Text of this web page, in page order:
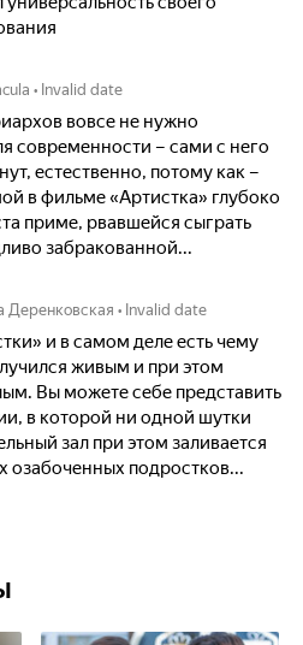
• Invalid date
вовсе не нужно
современности – сами с него
естественно, потому как –
в фильме «Артистка» глубоко
приме, рвавшейся сыграть
забракованной...
Деренковская • Invalid date
и в самом деле есть чему
живым и при этом
Вы можете себе представить
в которой ни одной шутки
зал при этом заливается
подростков...